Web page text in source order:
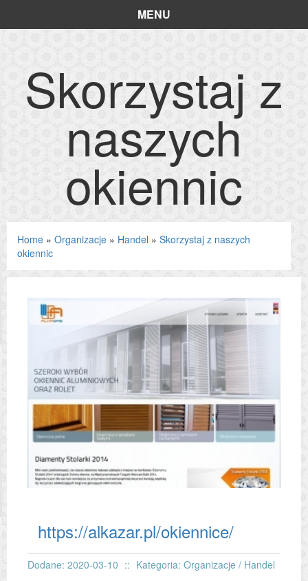
MENU
Skorzystaj z
naszych
okiennic
Home » Organizacje » Handel » Skorzystaj z naszych
okiennic
https://alkazar.pl/okiennice/
Dodane: 2020-03-10 :: Kategoria: Organizacje / Handel